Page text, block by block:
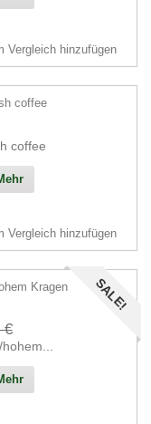
Vergleich hinzufügen
coffee
Vergleich hinzufügen
SALE!
€